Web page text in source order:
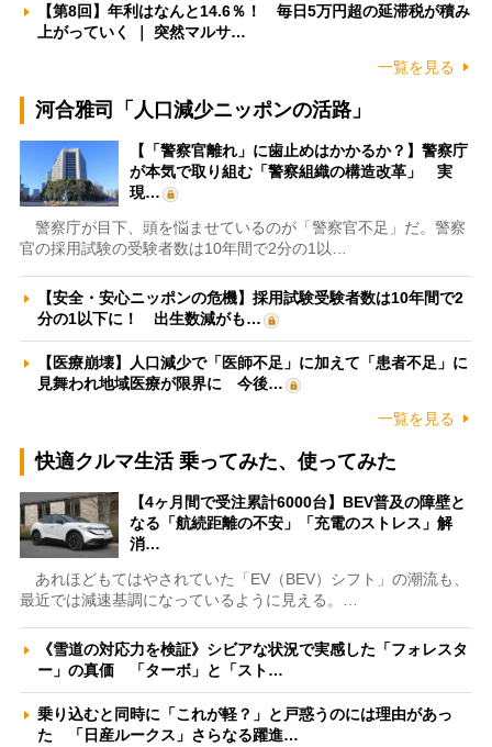
【第8回】年利はなんと14.6％！ 毎日5万円超の延滞税が積み
上がっていく ｜ 突然マルサ…
一覧を見る
河合雅司「人口減少ニッポンの活路」
【「警察官離れ」に歯止めはかかるか？】警察庁
が本気で取り組む「警察組織の構造改革」 実
現…
警察庁が目下、頭を悩ませているのが「警察官不足」だ。警察
官の採用試験の受験者数は10年間で2分の1以…
【安全・安心ニッポンの危機】採用試験受験者数は10年間で2
分の1以下に！ 出生数減がも…
【医療崩壊】人口減少で「医師不足」に加えて「患者不足」に
見舞われ地域医療が限界に 今後…
一覧を見る
快適クルマ生活 乗ってみた、使ってみた
【4ヶ月間で受注累計6000台】BEV普及の障壁と
なる「航続距離の不安」「充電のストレス」解
消…
あれほどもてはやされていた「EV（BEV）シフト」の潮流も、
最近では減速基調になっているように見える。…
《雪道の対応力を検証》シビアな状況で実感した「フォレスタ
ー」の真価 「ターボ」と「スト…
乗り込むと同時に「これが軽？」と戸惑うのには理由があっ
た 「日産ルークス」さらなる躍進…